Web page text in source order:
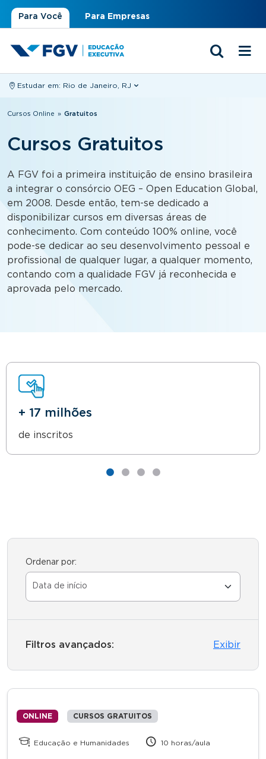
Para Você Para Empresas
Estudar em: Rio de Janeiro, RJ
Você está aqui
Cursos Online » Gratuitos
Cursos Gratuitos
A FGV foi a primeira instituição de ensino brasileira
a integrar o consórcio OEG – Open Education Global,
em 2008. Desde então, tem-se dedicado a
disponibilizar cursos em diversas áreas de
conhecimento. Com conteúdo 100% online, você
pode-se dedicar ao seu desenvolvimento pessoal e
profissional de qualquer lugar, a qualquer momento,
contando com a qualidade FGV já reconhecida e
aprovada pelo mercado.
+ 17 milhões
de inscritos
Ordenar por:
Filtros avançados: Exibir
ONLINE CURSOS GRATUITOS
Educação e Humanidades 10 horas/aula